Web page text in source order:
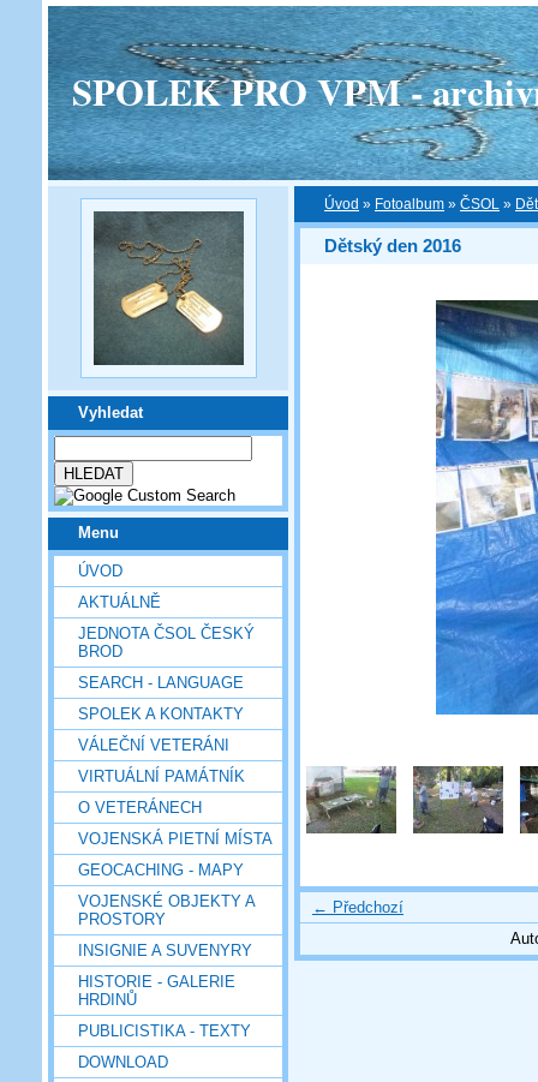
SPOLEK PRO VPM -
Vyhledat
Menu
ÚVOD
AKTUÁLNĚ
JEDNOTA ČSOL ČESKÝ
BROD
SEARCH - LANGUAGE
SPOLEK A KONTAKTY
VÁLEČNÍ VETERÁNI
VIRTUÁLNÍ PAMÁTNÍK
O VETERÁNECH
VOJENSKÁ PIETNÍ MÍSTA
GEOCACHING - MAPY
VOJENSKÉ OBJEKTY A
PROSTORY
INSIGNIE A SUVENYRY
HISTORIE - GALERIE
HRDINŮ
PUBLICISTIKA - TEXTY
DOWNLOAD
Úvod » Fotoalbum » ČSOL »
Dětský den 2016
← Předchozí